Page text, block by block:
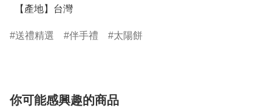
  【產地】台灣
送禮精選 伴手禮 太陽餅
你可能感興趣的商品